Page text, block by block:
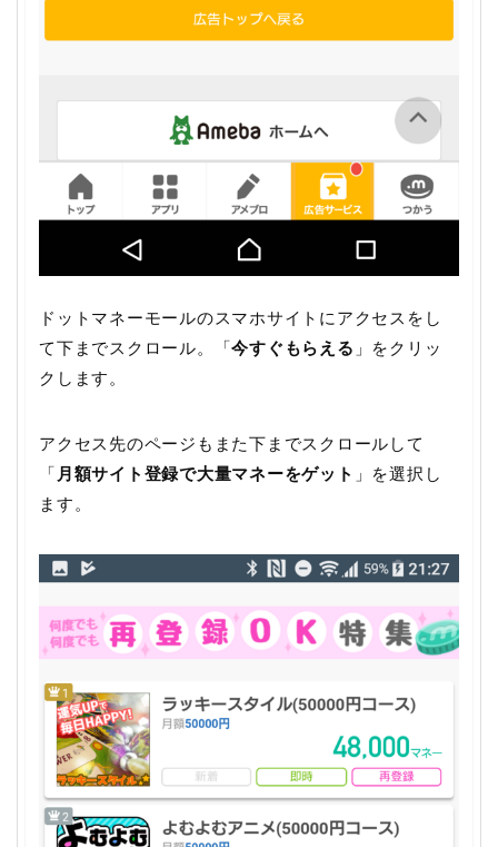
ドットマネーモールのスマホサイトにアクセスをし
て下までスクロール。「今すぐもらえる 」をクリッ
クします。
アクセス先のページもまた下までスクロールして
「 月額サイト登録で大量マネーをゲット 」を選択し
ます。